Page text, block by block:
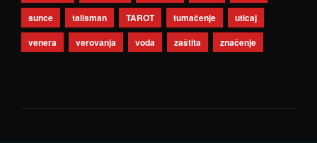
sunce
talisman TAROT tumačenje
uticaj
venera
verovanja voda zaštita značenje